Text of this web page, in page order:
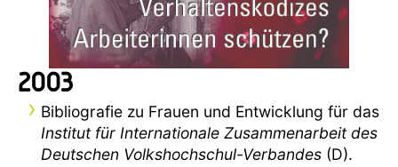
2003
Bibliografie zu Frauen und Entwicklung für das
Institut für Internationale Zusammenarbeit des
Deutschen Volkshochschul-Verbandes (D).